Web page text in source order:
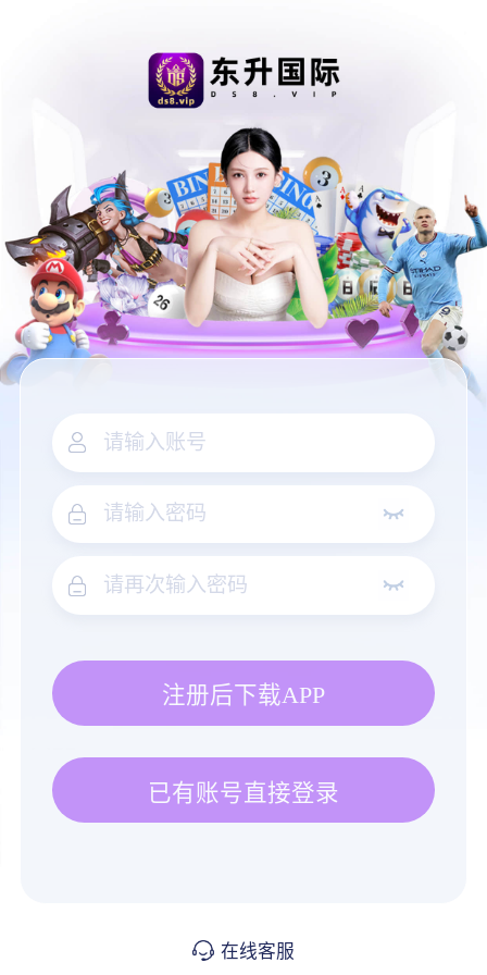
注册后下载APP
已有账号直接登录
在线客服